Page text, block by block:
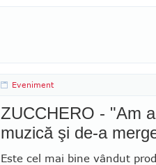
Eveniment
ZUCCHERO - "Am
muzică şi de-a
Este cel mai bine vândut